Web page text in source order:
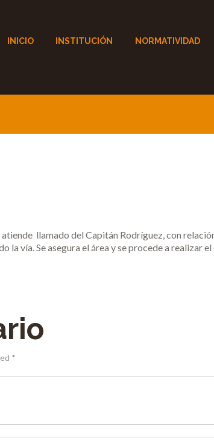
INICIO INSTITUCIÓN NORMATIVIDAD
llamado del Capitán Rodríguez, con
vía. Se asegura el área y se procede a realizar
*